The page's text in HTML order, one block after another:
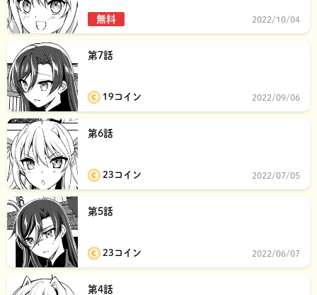
無料 2022/10/04
第7話
19コイン 2022/09/06
第6話
23コイン 2022/07/05
第5話
23コイン 2022/06/07
第4話